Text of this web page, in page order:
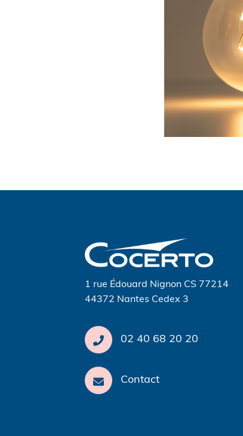
1 rue Édouard Nignon CS 77214
44372 Nantes Cedex 3
02 40 68 20 20
Contact